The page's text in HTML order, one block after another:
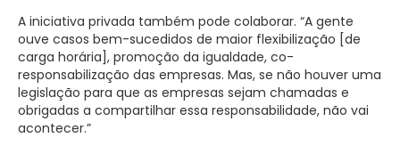
A iniciativa privada também pode colaborar. “A gente
ouve casos bem-sucedidos de maior flexibilização [de
carga horária], promoção da igualdade, co-
responsabilização das empresas. Mas, se não houver uma
legislação para que as empresas sejam chamadas e
obrigadas a compartilhar essa responsabilidade, não vai
acontecer.”